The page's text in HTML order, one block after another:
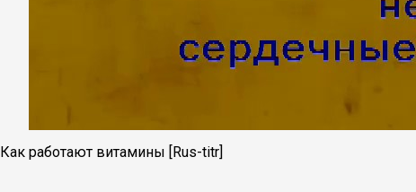
Как работают витамины [Rus-titr]